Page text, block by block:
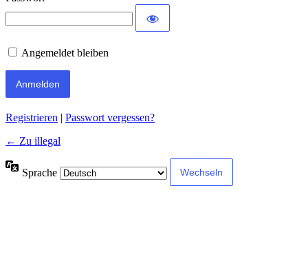
Angemeldet bleiben
Registrieren | Passwort vergessen?
← Zu illegal
Sprache